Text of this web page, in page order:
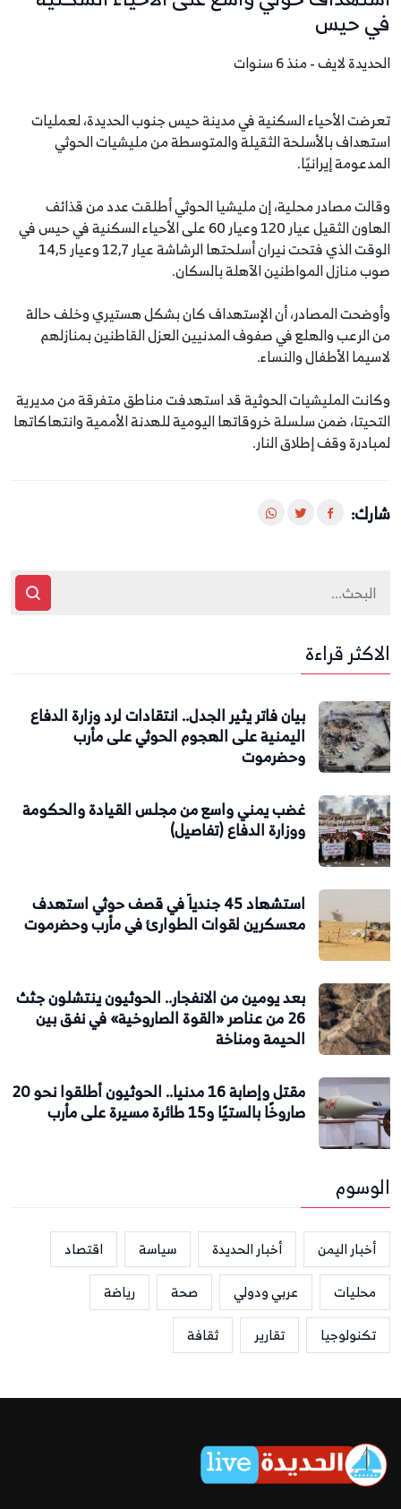
في حيس
الحديدة لايف - منذ 6 سنوات
تعرضت الأحياء السكنية في مدينة حيس جنوب الحديدة، لعمليات
استهداف بالأسلحة الثقيلة والمتوسطة من مليشيات الحوثي
المدعومة إيرانيًا.
وقالت مصادر محلية، إن مليشيا الحوثي أطلقت عدد من قذائف
الهاون الثقيل عيار 120 وعيار 60 على الأحياء السكنية في حيس في
الوقت الذي فتحت نيران أسلحتها الرشاشة عيار 12,7 وعيار 14,5
صوب منازل المواطنين الآهلة بالسكان.
وأوضحت المصادر، أن الإستهداف كان بشكل هستيري وخلف حالة
من الرعب والهلع في صفوف المدنيين العزل القاطنين بمنازلهم
لاسيما الأطفال والنساء.
وكانت المليشيات الحوثية قد استهدفت مناطق متفرقة من مديرية
التحيتا، ضمن سلسلة خروقاتها اليومية للهدنة الأممية وانتهاكاتها
لمبادرة وقف إطلاق النار.
شارك:
الاكثر قراءة
بيان فاتر يثير الجدل.. انتقادات لرد وزارة الدفاع
اليمنية على الهجوم الحوثي على مأرب
وحضرموت
غضب يمني واسع من مجلس القيادة والحكومة
ووزارة الدفاع (تفاصيل)
استشهاد 45 جندياً في قصف حوثي استهدف
معسكرين لقوات الطوارئ في مأرب وحضرموت
بعد يومين من الانفجار.. الحوثيون ينتشلون جثث
26 من عناصر «القوة الصاروخية» في نفق بين
الحيمة ومناخة
مقتل وإصابة 16 مدنيا.. الحوثيون أطلقوا نحو 20
صاروخًا بالستيًا و15 طائرة مسيرة على مأرب
الوسوم
أخبار اليمن أخبار الحديدة سياسة
اقتصاد
محليات
عربي ودولي صحة
رياضة
تكنولوجيا
تقارير ثقافة